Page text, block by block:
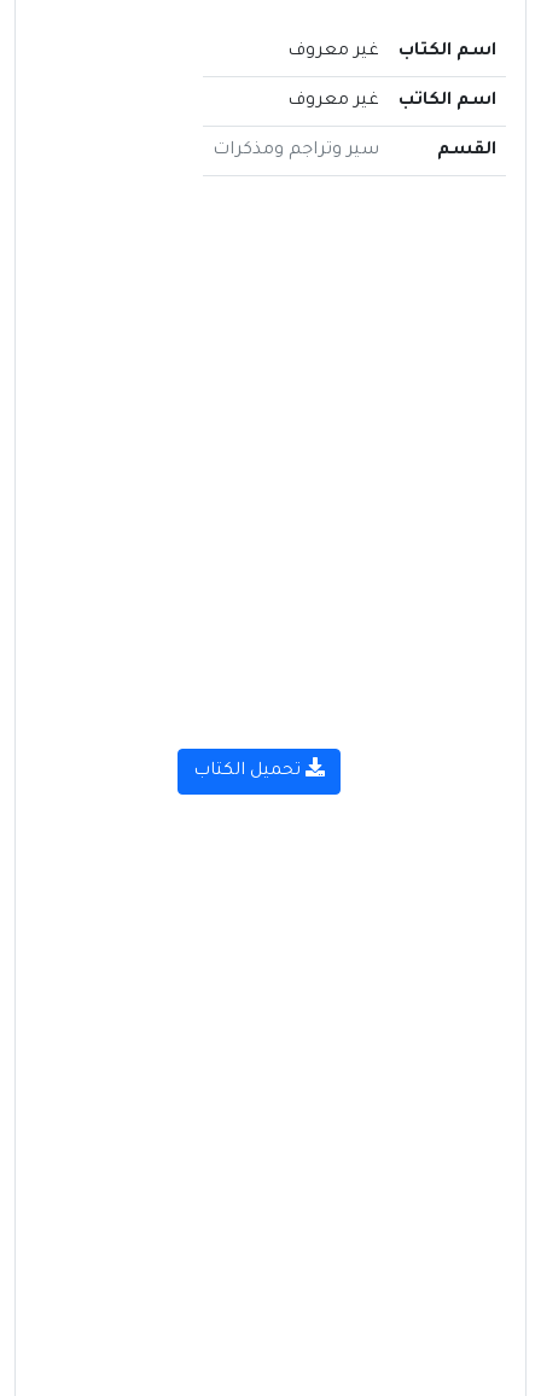
اسم الكتاب غير معروف
اسم الكاتب غير معروف
القسم سير وتراجم ومذكرات
تحميل الكتاب